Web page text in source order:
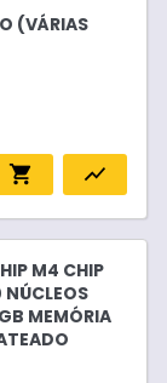
(VÁRIAS
shopping_cart show_chart
M4 CHIP
NÚCLEOS
MEMÓRIA